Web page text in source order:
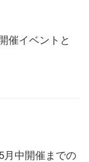
催イベントと
月中開催までの